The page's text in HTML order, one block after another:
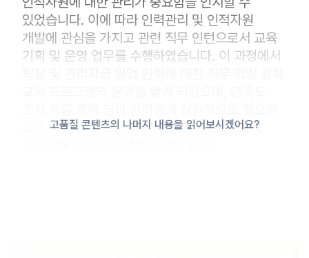
있었습니다. 이에 따라 인력관리 및 인적자원
개발에 관심을 가지고 관련 직무 인턴으로서 교육
기획 및 운영 업무를 수행하였습니다. 이 과정에서
교육 구성 및 프로그램이 무엇인지 고민해보며
고품질 콘텐츠의 나머지 내용을 읽어보시겠어요?